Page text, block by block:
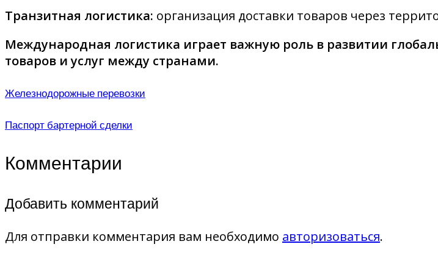
Транзитная логистика: организация доставки товаров через
Международная логистика играет важную роль в развитии
товаров и услуг между странами.
Железнодорожные перевозки
Паспорт бартерной сделки
Комментарии
Добавить комментарий
Для отправки комментария вам необходимо авторизоваться.